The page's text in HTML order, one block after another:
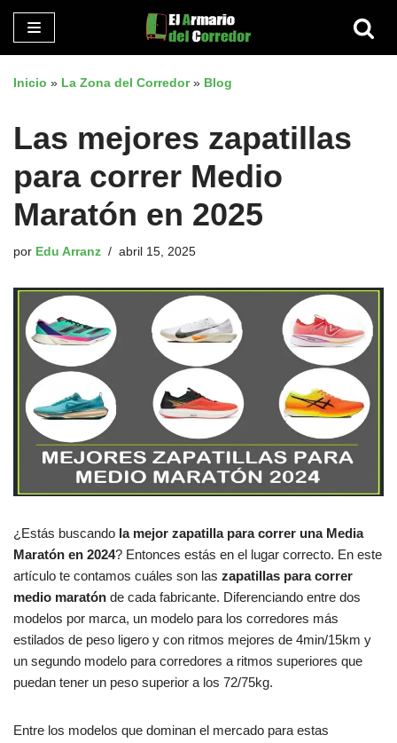
Saltar
contenido
Inicio » La Zona del Corredor» Blog
Las mejores zapatillas
para correr Medio
Maratón en 2025
por Edu Arranz abril 15, 2025
¿Estás buscando la mejor zapatilla para correr una Media
Maratón en 2024? Entonces estás en el lugar correcto. En este
artículo te contamos cuáles son las zapatillas para correr
medio maratón de cada fabricante. Diferenciando entre dos
modelos por marca, un modelo para los corredores más
estilados de peso ligero y con ritmos mejores de 4min/15km y
un segundo modelo para corredores a ritmos superiores que
puedan tener un peso superior a los 72/75kg.
Entre los modelos que dominan el mercado para estas